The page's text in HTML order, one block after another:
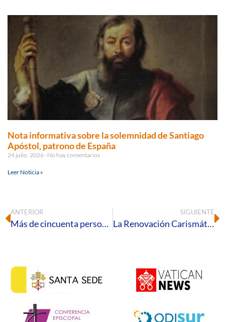
Nota informativa sobre la solemnidad de Santiago
Apóstol, patrono de España
24 julio, 2026 No hay comentarios
Leer Noticia »
ANTERIOR
Más de cincuenta personas participan en el Curso de Introducción a la Doctrina Social de la Iglesia
SIGUIENTE
La Renovación Carismática Católica de Huelva celebra su Retiro de Cuaresma el próximo 7 de marzo